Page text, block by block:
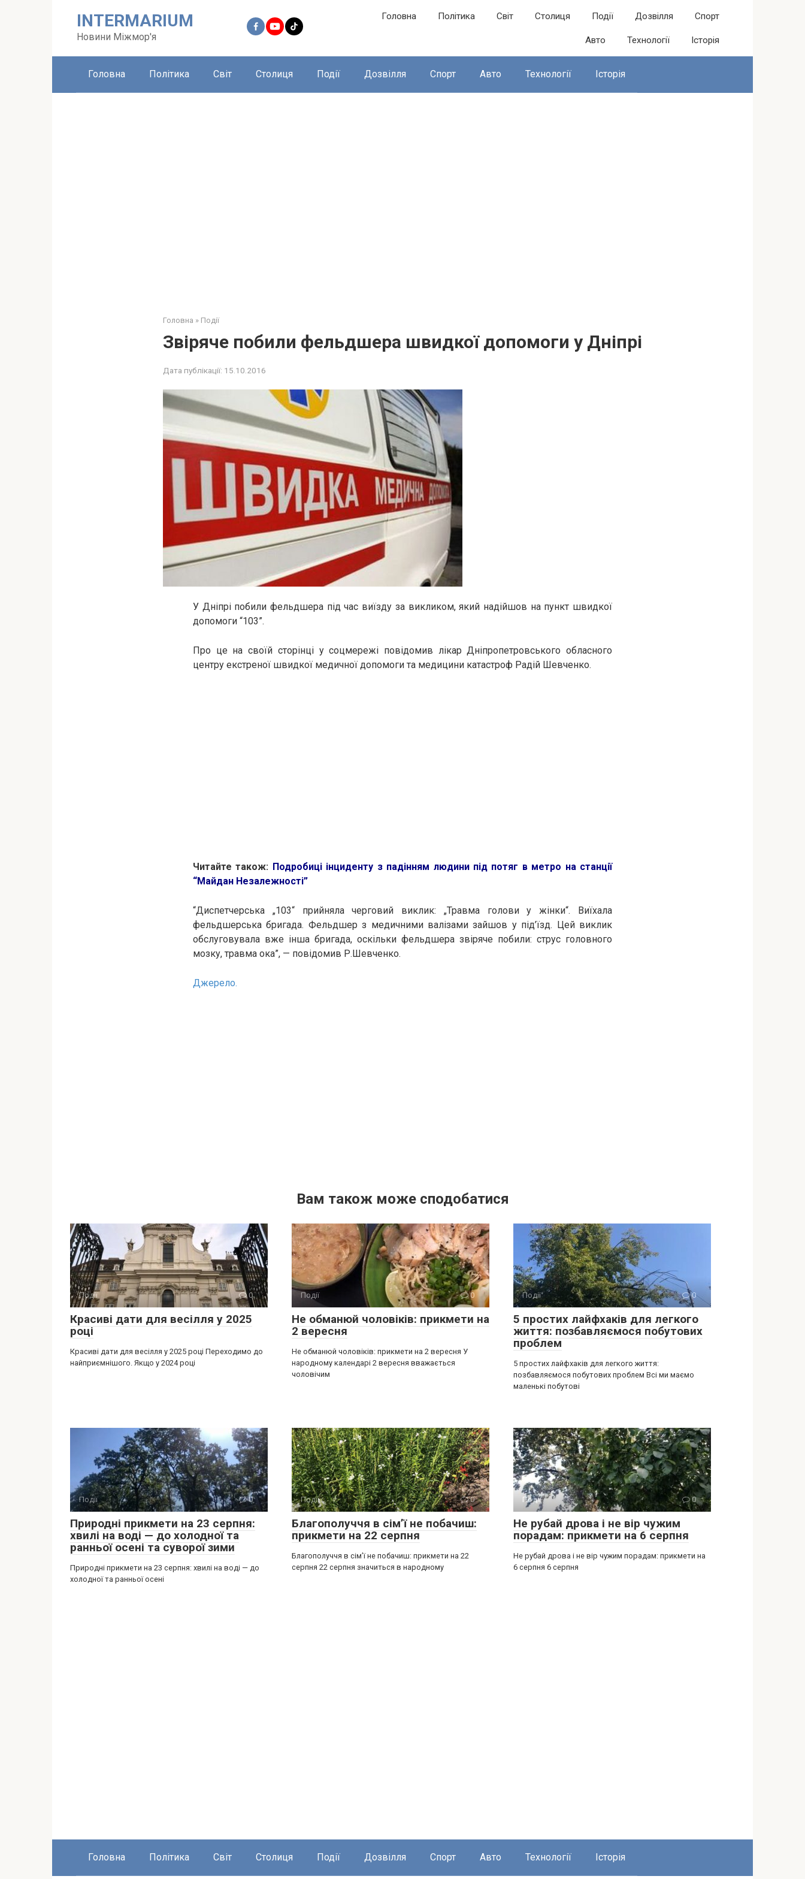
INTERMARIUM
Новини Міжмор'я
Головна Політика Світ Столиця Події Дозвілля Спорт
Авто Технології Історія
Головна Політика Світ Столиця Події Дозвілля Спорт Авто Технології Історія
Головна » Події
Звіряче побили фельдшера швидкої допомоги у Дніпрі
Дата публікації: 15.10.2016
У Дніпрі побили фельдшера під час виїзду за викликом, який надійшов на пункт швидкої
допомоги “103”.
Про це на своїй сторінці у соцмережі повідомив лікар Дніпропетровського обласного
центру екстреної швидкої медичної допомоги та медицини катастроф Радій Шевченко.
Читайте також: Подробиці інциденту з падінням людини під потяг в метро на станції
“Майдан Незалежності”
“Диспетчерська „103“ прийняла черговий виклик: „Травма голови у жінки“. Виїхала
фельдшерська бригада. Фельдшер з медичними валізами зайшов у під’їзд. Цей виклик
обслуговувала вже інша бригада, оскільки фельдшера звіряче побили: струс головного
мозку, травма ока”, — повідомив Р.Шевченко.
Джерело.
Вам також може сподобатися
Події 0
Красиві дати для весілля у 2025
році
Красиві дати для весілля у 2025 році Переходимо до
найприємнішого. Якщо у 2024 році
Події 0
Не обманюй чоловіків: прикмети на
2 вересня
Не обманюй чоловіків: прикмети на 2 вересня У
народному календарі 2 вересня вважається
чоловічим
Події 0
5 простих лайфхаків для легкого
життя: позбавляємося побутових
проблем
5 простих лайфхаків для легкого життя:
позбавляємося побутових проблем Всі ми маємо
маленькі побутові
Події 0
Природні прикмети на 23 серпня:
хвилі на воді — до холодної та
ранньої осені та суворої зими
Природні прикмети на 23 серпня: хвилі на воді — до
холодної та ранньої осені
Події 0
Благополуччя в сім’ї не побачиш:
прикмети на 22 серпня
Благополуччя в сім’ї не побачиш: прикмети на 22
серпня 22 серпня значиться в народному
Події 0
Не рубай дрова і не вір чужим
порадам: прикмети на 6 серпня
Не рубай дрова і не вір чужим порадам: прикмети на
6 серпня 6 серпня
Головна Політика Світ Столиця Події Дозвілля Спорт Авто Технології Історія